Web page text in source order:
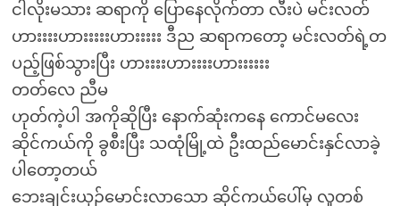
ငါလိုးမသား ဆရာကို ပြောနေလိုက်တာ လီးပဲ မင်းလတ်
ဟားးးးဟားးးးးဟားးးးး ဒီည ဆရာကတော့ မင်းလတ်ရဲ့တ
ပည့်ဖြစ်သွားပြီး ဟားးးးဟားးးးဟားးးးးး
တတ်လေ ညီမ
ဟုတ်ကဲ့ပါ အကိုဆိုပြီး နောက်ဆုံးကနေ ကောင်မလေး
ဆိုင်ကယ်ကို ခွစီးပြီး သထုံမြို့ထဲ ဦးထည်မောင်းနှင်လာခဲ့
ပါတော့တယ်
ဘေးချင်းယှဉ်မောင်းလာသော ဆိုင်ကယ်ပေါ်မှ လူတစ်